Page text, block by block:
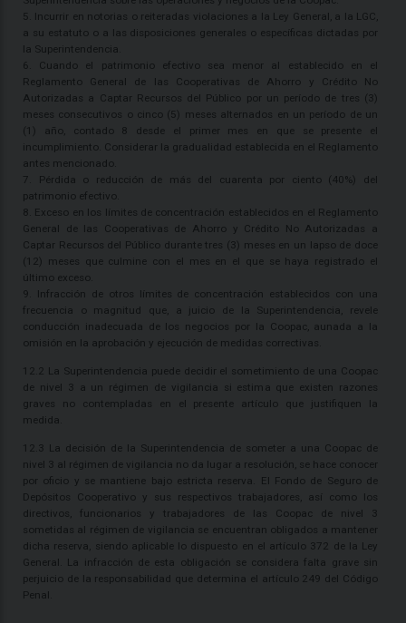
5. Incurrir en notorias o reiteradas violaciones a la Ley General, a la LGC,
a su estatuto o a las disposiciones generales o específicas dictadas por
la Superintendencia.
6. Cuando el patrimonio efectivo sea menor al establecido en el
Reglamento General de las Cooperativas de Ahorro y Crédito No
Autorizadas a Captar Recursos del Público por un período de tres (3)
meses consecutivos o cinco (5) meses alternados en un período de un
(1) año, contado 8 desde el primer mes en que se presente el
incumplimiento. Considerar la gradualidad establecida en el Reglamento
antes mencionado.
7. Pérdida o reducción de más del cuarenta por ciento (40%) del
patrimonio efectivo.
8. Exceso en los límites de concentración establecidos en el Reglamento
General de las Cooperativas de Ahorro y Crédito No Autorizadas a
Captar Recursos del Público durante tres (3) meses en un lapso de doce
(12) meses que culmine con el mes en el que se haya registrado el
último exceso.
9. Infracción de otros límites de concentración establecidos con una
frecuencia o magnitud que, a juicio de la Superintendencia, revele
conducción inadecuada de los negocios por la Coopac, aunada a la
omisión en la aprobación y ejecución de medidas correctivas.
12.2 La Superintendencia puede decidir el sometimiento de una Coopac
de nivel 3 a un régimen de vigilancia si estima que existen razones
graves no contempladas en el presente artículo que justifiquen la
medida.
12.3 La decisión de la Superintendencia de someter a una Coopac de
nivel 3 al régimen de vigilancia no da lugar a resolución, se hace conocer
por oficio y se mantiene bajo estricta reserva. El Fondo de Seguro de
Depósitos Cooperativo y sus respectivos trabajadores, así como los
directivos, funcionarios y trabajadores de las Coopac de nivel 3
sometidas al régimen de vigilancia se encuentran obligados a mantener
dicha reserva, siendo aplicable lo dispuesto en el artículo 372 de la Ley
General. La infracción de esta obligación se considera falta grave sin
perjuicio de la responsabilidad que determina el artículo 249 del Código
Penal.